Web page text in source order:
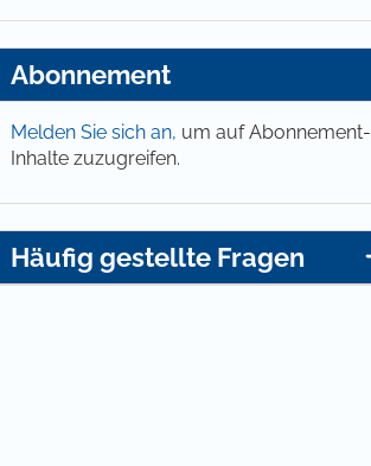
Abonnement
Melden Sie sich an, um auf Abonnement-
Inhalte zuzugreifen.
Häufig gestellte Fragen